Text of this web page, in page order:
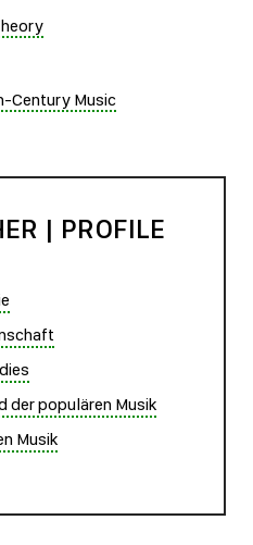
Century Music
| PROFILE
der populären Musik
Musik